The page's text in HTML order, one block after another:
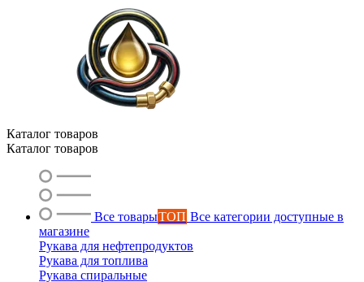
Каталог товаров
Каталог товаров
Все товарыТОП Все категории доступные в
магазине
Рукава для нефтепродуктов
Рукава для топлива
Рукава спиральные